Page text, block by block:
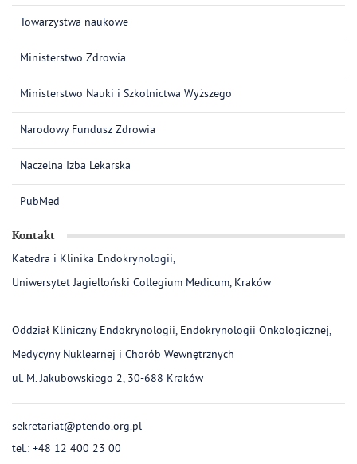
Towarzystwa naukowe
Ministerstwo Zdrowia
Ministerstwo Nauki i Szkolnictwa Wyższego
Narodowy Fundusz Zdrowia
Naczelna Izba Lekarska
PubMed
Kontakt
Katedra i Klinika Endokrynologii,
Uniwersytet Jagielloński Collegium Medicum, Kraków
Oddział Kliniczny Endokrynologii, Endokrynologii Onkologicznej,
Medycyny Nuklearnej i Chorób Wewnętrznych
ul. M. Jakubowskiego 2, 30-688 Kraków
sekretariat@ptendo.org.pl
tel.: +48 12 400 23 00